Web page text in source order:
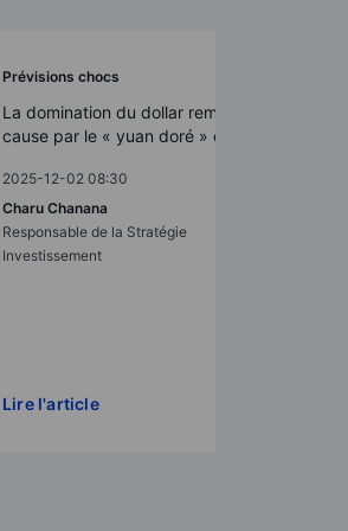
Prévisions chocs
La domination du dollar remise en
cause par le « yuan doré » de Pékin
2025-12-02 08:30
Charu Chanana
Responsable de la Stratégie
Investissement
Lire l'article